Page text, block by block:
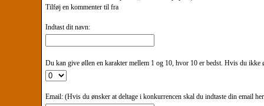
Tilføj en kommenter til fra
Indtast dit navn:
Du kan give øllen en karakter mellem 1 og 10, hvor 10 er bedst. Hvis du ikke
Email: (Hvis du ønsker at deltage i konkurrencen skal du indtaste din email